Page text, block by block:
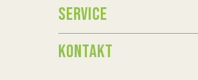
SERVICE
KONTAKT